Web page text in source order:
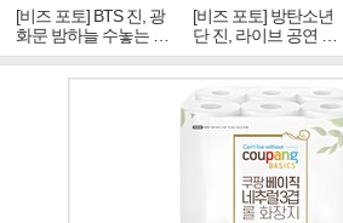
[비즈 포토] BTS 진, 광
화문 밤하늘 수놓는 '비
주얼 킹'의 열창
[비즈 포토] 방탄소년
단 진, 라이브 공연 중
빛나는 독보적 아우라